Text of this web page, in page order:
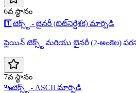
6వ స్థానం
1️⃣టెక్స్ట్ - బైనరీ (బిట్‌నిర్దేశక) మార్పిడి
ప్లెయిన్ టెక్స్ట్ మరియు బైనరీ (2-అంకెల)
7వ స్థానం
🔤టెక్స్ట్ - ASCII మార్పిడి